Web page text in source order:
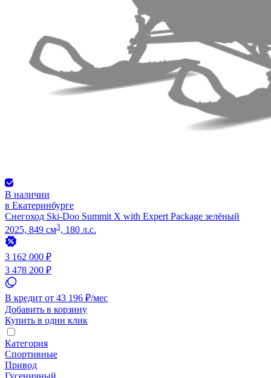
В наличии
в Екатеринбурге
Снегоход Ski-Doo Summit X with Expert Package зелёный
2025, 849 см3, 180 л.с.
3 162 000 ₽
3 478 200 ₽
В кредит от 43 196 ₽/мес
Добавить в корзину
Купить в один клик
Категория
Спортивные
Привод